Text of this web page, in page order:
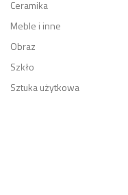
Ceramika
Meble i inne
Obraz
Szkło
Sztuka użytkowa